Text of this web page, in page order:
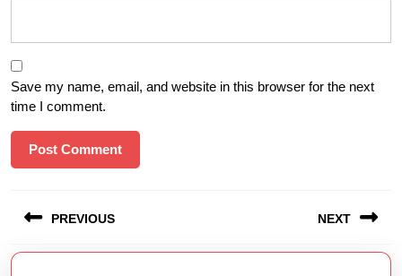
Save my name, email, and website in this browser for the next
time I comment.
navigation
PREVIOUS
Previous
NEXT